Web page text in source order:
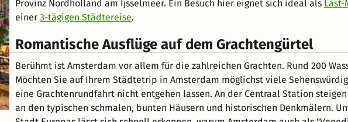
Provinz Nordholland am Ijsselmeer. Ein Besuch hier eignet sich ideal als
einer 3-tägigen Städtereise.
Romantische Ausflüge auf dem Grachtengürtel
Berühmt ist Amsterdam vor allem für die zahlreichen Grachten. Rund 200
Möchten Sie auf Ihrem Städtetrip in Amsterdam möglichst viele
eine Grachtenrundfahrt nicht entgehen lassen. An der Centraal Station
an den typischen schmalen, bunten Häusern und historischen Denkmälern.